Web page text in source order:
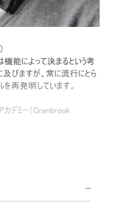
機能によって決まるという考
びますが、常に流行にとら
を再発明しています。
カデミー（Cranbrook
えた美しさを湛えるデザイ
力した初期作品から、ヒュー